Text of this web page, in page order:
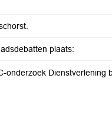
plaats:
onderzoek